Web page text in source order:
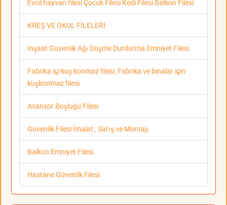
Evcil hayvan filesi Çocuk Filesi Kedi Filesi Balkon Filesi
KREŞ VE OKUL FİLELERİ
İnşaat Güvenlik Ağı Düşme Durdurma Emniyet Filesi
Fabrika içi kuş konmaz filesi, Fabrika ve binalar için
kuşkonmaz filesi
Asansör Boşluğu Filesi
Güvenlik Filesi İmalat , Satış ve Montajı
Balkon Emniyet Filesi
Hastane Güvenlik Filesi